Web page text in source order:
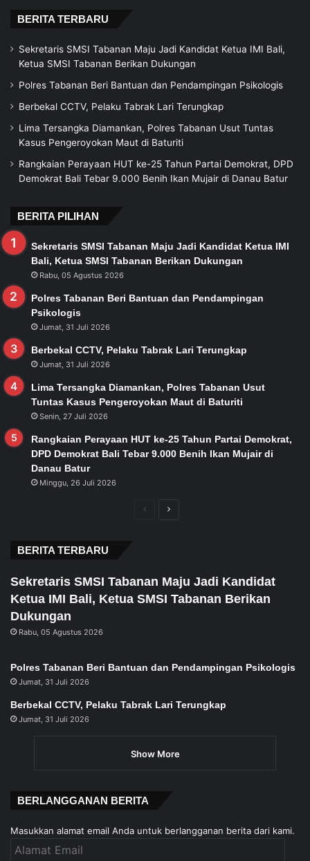
BERITA TERBARU
Sekretaris SMSI Tabanan Maju Jadi Kandidat Ketua IMI Bali,
Ketua SMSI Tabanan Berikan Dukungan
Polres Tabanan Beri Bantuan dan Pendampingan Psikologis
Berbekal CCTV, Pelaku Tabrak Lari Terungkap
Lima Tersangka Diamankan, Polres Tabanan Usut Tuntas
Kasus Pengeroyokan Maut di Baturiti
Rangkaian Perayaan HUT ke-25 Tahun Partai Demokrat, DPD
Demokrat Bali Tebar 9.000 Benih Ikan Mujair di Danau Batur
BERITA PILIHAN
Sekretaris SMSI Tabanan Maju Jadi Kandidat Ketua IMI
Bali, Ketua SMSI Tabanan Berikan Dukungan
Rabu, 05 Agustus 2026
Polres Tabanan Beri Bantuan dan Pendampingan
Psikologis
Jumat, 31 Juli 2026
Berbekal CCTV, Pelaku Tabrak Lari Terungkap
Jumat, 31 Juli 2026
Lima Tersangka Diamankan, Polres Tabanan Usut
Tuntas Kasus Pengeroyokan Maut di Baturiti
Senin, 27 Juli 2026
Rangkaian Perayaan HUT ke-25 Tahun Partai Demokrat,
DPD Demokrat Bali Tebar 9.000 Benih Ikan Mujair di
Danau Batur
Minggu, 26 Juli 2026
PreviousNext
BERITA TERBARU
Sekretaris SMSI Tabanan Maju Jadi Kandidat
Ketua IMI Bali, Ketua SMSI Tabanan Berikan
Dukungan
Rabu, 05 Agustus 2026
Polres Tabanan Beri Bantuan dan Pendampingan Psikologis
Jumat, 31 Juli 2026
Berbekal CCTV, Pelaku Tabrak Lari Terungkap
Jumat, 31 Juli 2026
Show More
BERLANGGANAN BERITA
Masukkan alamat email Anda untuk berlangganan berita dari kami.
Alamat